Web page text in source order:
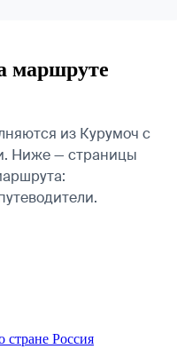
маршруте
из Курумоч с
Ниже — страницы
стране Россия